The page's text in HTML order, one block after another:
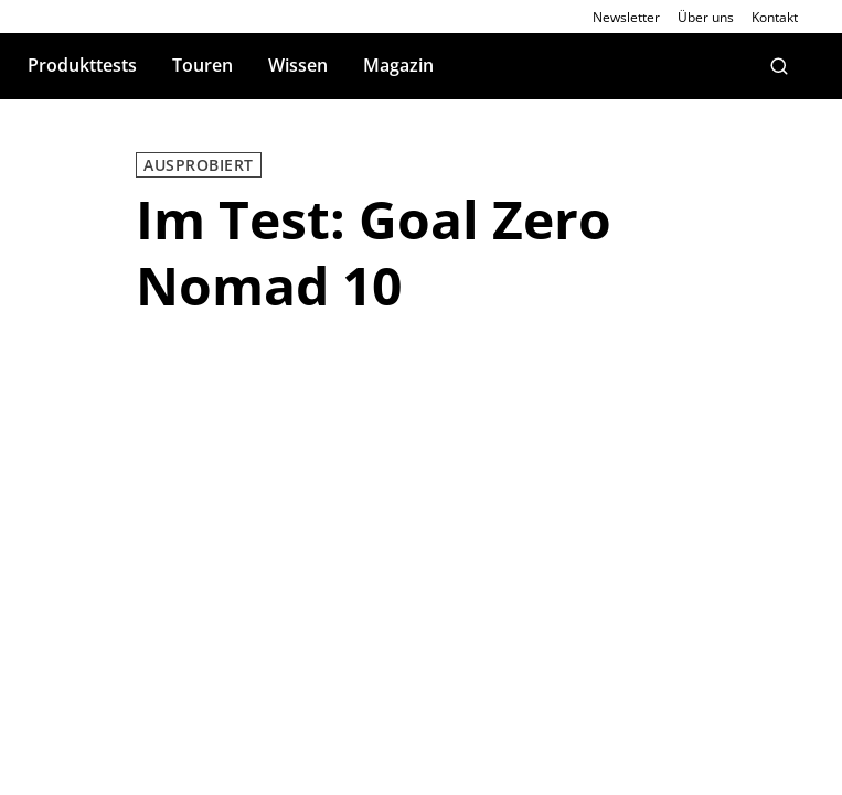
Newsletter Über uns Kontakt
Produkttests Touren Wissen Magazin
AUSPROBIERT
Im Test: Goal Zero
Nomad 10